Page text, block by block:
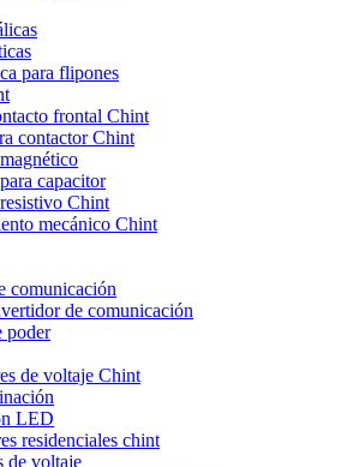
para flipones
frontal Chint
contactor Chint
capacitor
Chint
mecánico Chint
comunicación
de comunicación
poder
de voltaje Chint
LED
residenciales chint
de voltaje